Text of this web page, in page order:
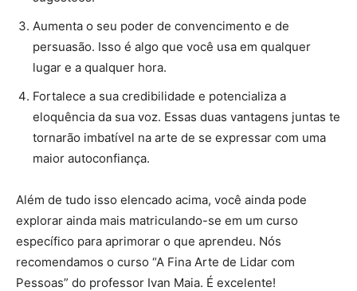
Aumenta o seu poder de convencimento e de
persuasão. Isso é algo que você usa em qualquer
lugar e a qualquer hora.
Fortalece a sua credibilidade e potencializa a
eloquência da sua voz. Essas duas vantagens juntas te
tornarão imbatível na arte de se expressar com uma
maior autoconfiança.
Além de tudo isso elencado acima, você ainda pode
explorar ainda mais matriculando-se em um curso
específico para aprimorar o que aprendeu. Nós
recomendamos o curso “A Fina Arte de Lidar com
Pessoas” do professor Ivan Maia. É excelente!